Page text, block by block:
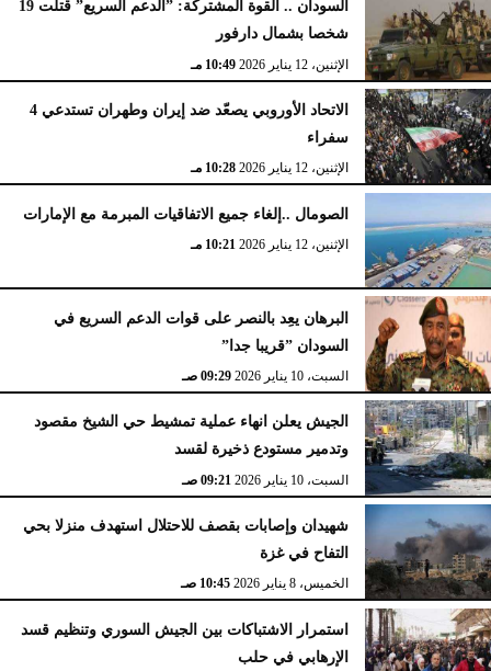
السودان .. القوة المشتركة: ”الدعم السريع” قتلت 19
شخصا بشمال دارفور
الإثنين، 12 يناير 2026 10:49 مـ
الاتحاد الأوروبي يصعّد ضد إيران وطهران تستدعي 4
سفراء
الإثنين، 12 يناير 2026 10:28 مـ
الصومال ..إلغاء جميع الاتفاقيات المبرمة مع الإمارات
الإثنين، 12 يناير 2026 10:21 مـ
البرهان يعِد بالنصر على قوات الدعم السريع في
السودان ”قريبا جدا”
السبت، 10 يناير 2026 09:29 صـ
الجيش يعلن انهاء عملية تمشيط حي الشيخ مقصود
وتدمير مستودع ذخيرة لقسد
السبت، 10 يناير 2026 09:21 صـ
شهيدان وإصابات بقصف للاحتلال استهدف منزلا بحي
التفاح في غزة
الخميس، 8 يناير 2026 10:45 صـ
استمرار الاشتباكات بين الجيش السوري وتنظيم قسد
الإرهابي في حلب